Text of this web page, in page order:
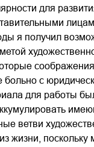
для
я получил
с
для работы
жизни,